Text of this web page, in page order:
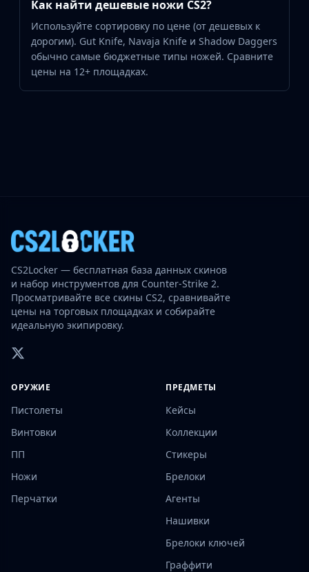
Как найти дешевые ножи CS2?
Используйте сортировку по цене (от дешевых к
дорогим). Gut Knife, Navaja Knife и Shadow Daggers
обычно самые бюджетные типы ножей. Сравните
цены на 12+ площадках.
CS2Locker — бесплатная база данных скинов
и набор инструментов для Counter-Strike 2.
Просматривайте все скины CS2, сравнивайте
цены на торговых площадках и собирайте
идеальную экипировку.
ОРУЖИЕ
Пистолеты
Винтовки
ПП
Ножи
Перчатки
ПРЕДМЕТЫ
Кейсы
Коллекции
Стикеры
Брелоки
Агенты
Нашивки
Брелоки ключей
Граффити